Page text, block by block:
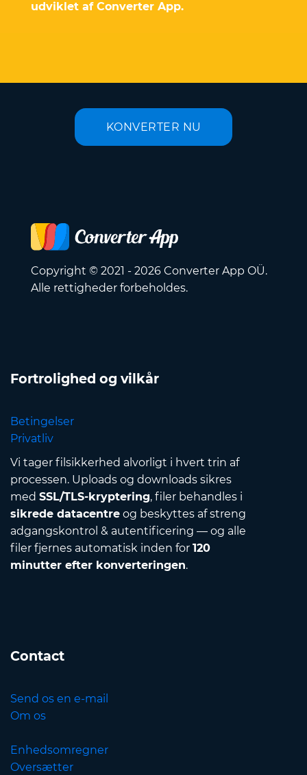
udviklet af Converter App.
KONVERTER NU
Copyright © 2021 - 2026 Converter App OÜ.
Alle rettigheder forbeholdes.
Fortrolighed og vilkår
Betingelser
Privatliv
Vi tager filsikkerhed alvorligt i hvert trin af
processen. Uploads og downloads sikres
med SSL/TLS-kryptering, filer behandles i
sikrede datacentre og beskyttes af streng
adgangskontrol & autentificering — og alle
filer fjernes automatisk inden for 120
minutter efter konverteringen.
Contact
Send os en e-mail
Om os
Enhedsomregner
Oversætter